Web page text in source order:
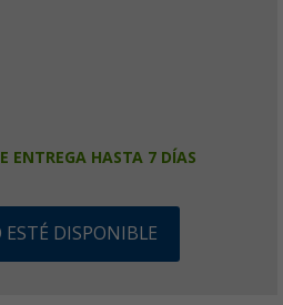
ENTREGA HASTA 7 DÍAS
DISPONIBLE